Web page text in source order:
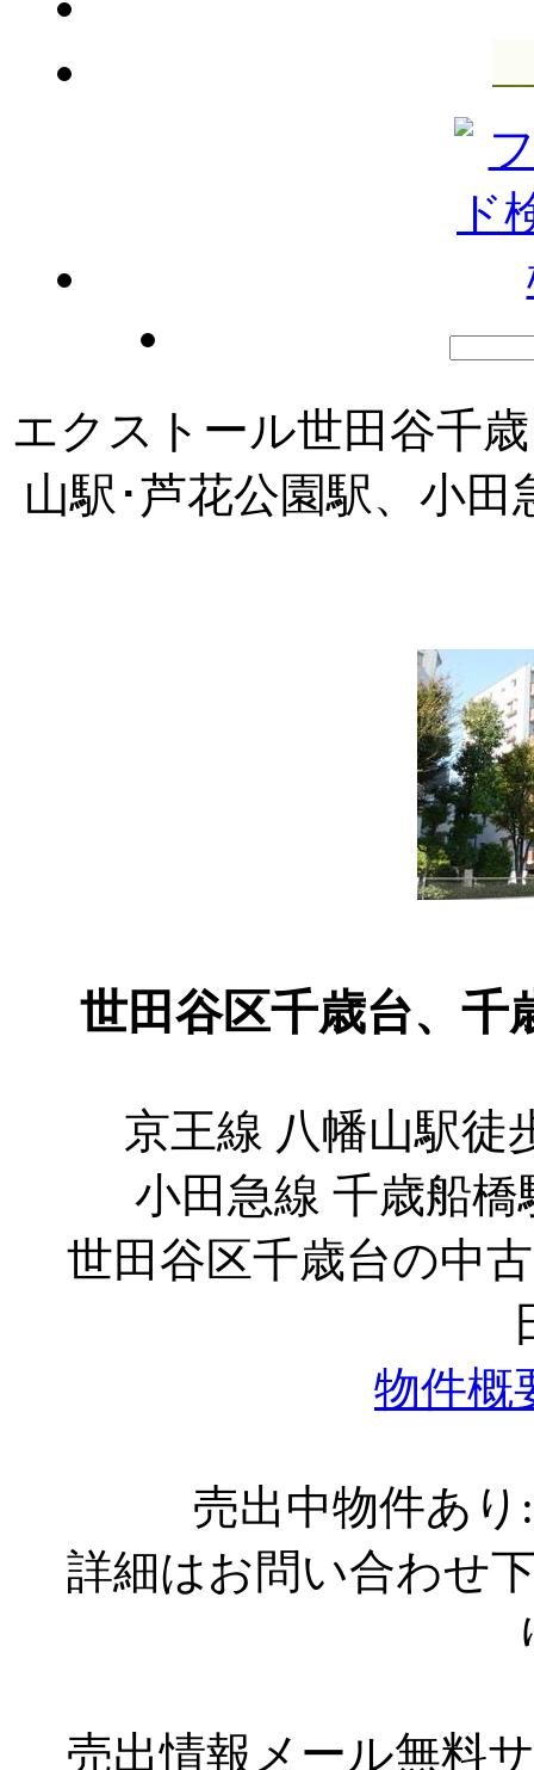
エクストール世田谷千
山駅･芦花公園駅、小
世田谷区千歳台、千
京王線 八幡山駅徒
小田急線 千歳船
世田谷区千歳台の中
物件概
売出中物件あ
詳細はお問い合わせ
売出情報メール無料